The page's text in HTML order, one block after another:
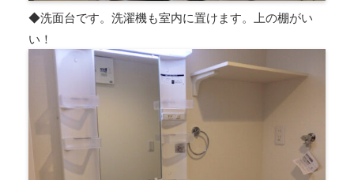
◆洗面台です。洗濯機も室内に置けます。上の棚がい
い！